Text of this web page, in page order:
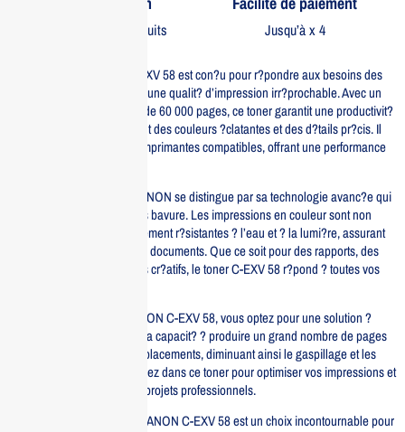
Sur tous nos produits Jusqu’à x 4
Le toner jaune CANON C-EXV 58 est con?u pour r?pondre aux besoins des
utilisateurs ? la recherche d’une qualit? d’impression irr?prochable. Avec un
rendement impressionnant de 60 000 pages, ce toner garantit une productivit?
maximale tout en maintenant des couleurs ?clatantes et des d?tails pr?cis. Il
s’int?gre parfaitement aux imprimantes compatibles, offrant une performance
Ce produit de la marque CANON se distingue par sa technologie avanc?e qui
permet une impression sans bavure. Les impressions en couleur sont non
seulement vives, mais ?galement r?sistantes ? l’eau et ? la lumi?re, assurant
une long?vit? accrue de vos documents. Que ce soit pour des rapports, des
pr?sentations ou des projets cr?atifs, le toner C-EXV 58 r?pond ? toutes vos
En choisissant le toner CANON C-EXV 58, vous optez pour une solution ?
conomique et ?cologique. Sa capacit? ? produire un grand nombre de pages
r?duit la fr?quence des remplacements, diminuant ainsi le gaspillage et les
co?ts ? long terme. Investissez dans ce toner pour optimiser vos impressions et
faire la diff?rence dans vos projets professionnels.
En r?sum?, le toner jaune CANON C-EXV 58 est un choix incontournable pour